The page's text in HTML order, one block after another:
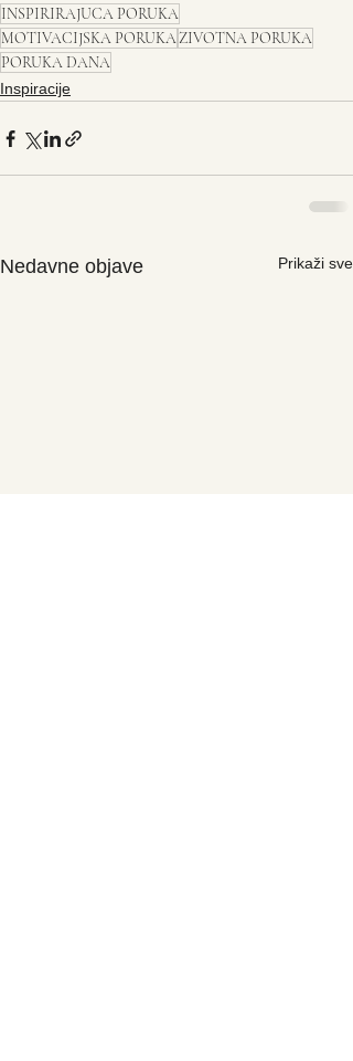
INSPIRIRAJUCA PORUKA
MOTIVACIJSKA PORUKAZIVOTNA PORUKA
PORUKA DANA
Inspiracije
Nedavne objave Prikaži sve